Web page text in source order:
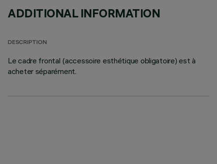
ADDITIONAL INFORMATION
DESCRIPTION
Le cadre frontal (accessoire esthétique obligatoire) est à
acheter séparément.